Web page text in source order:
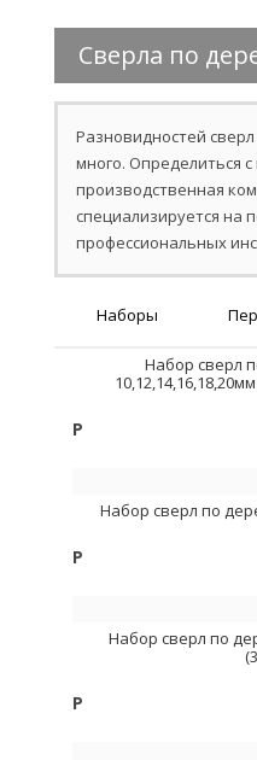
Сверла по
Разновидностей
много. Определиться
производственная
специализируется на
профессиональных
Наборы
Набор сверл
Р
Набор сверл по
Р
Набор сверл по
Р